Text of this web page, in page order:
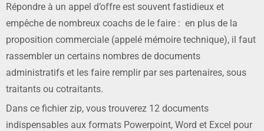
Répondre à un appel d’offre est souvent fastidieux et
empêche de nombreux coachs de le faire : en plus de la
proposition commerciale (appelé mémoire technique), il faut
rassembler un certains nombres de documents
administratifs et les faire remplir par ses partenaires, sous
traitants ou cotraitants.
Dans ce fichier zip, vous trouverez 12 documents
indispensables aux formats Powerpoint, Word et Excel pour